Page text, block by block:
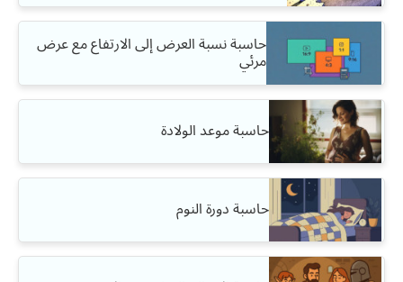
حاسبة نسبة العرض إلى الارتفاع مع عرض
مرئي
حاسبة موعد الولادة
حاسبة دورة النوم